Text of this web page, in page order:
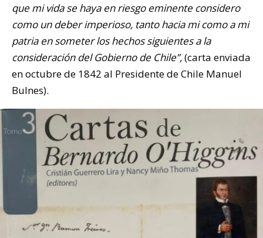
que mi vida se haya en riesgo eminente considero
como un deber imperioso, tanto hacia mi como a mi
patria en someter los hechos siguientes a la
consideración del Gobierno de Chile”,(carta enviada
en octubre de 1842 al Presidente de Chile Manuel
Bulnes).